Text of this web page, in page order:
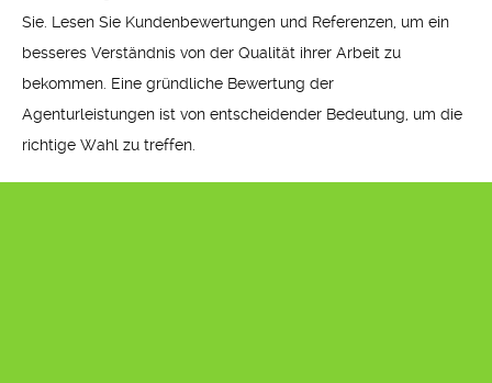
Sie. Lesen Sie Kundenbewertungen und Referenzen, um ein
besseres Verständnis von der Qualität ihrer Arbeit zu
bekommen. Eine gründliche Bewertung der
Agenturleistungen ist von entscheidender Bedeutung, um die
richtige Wahl zu treffen.